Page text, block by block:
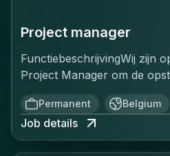
Project manager
FunctiebeschrijvingWij zijn
Project Manager om de
van een volledig nieuwe
ventilatiekanalen te leiden.
verantwoordelijk voor de
strategische project, van
Permanent Belgium
Job details